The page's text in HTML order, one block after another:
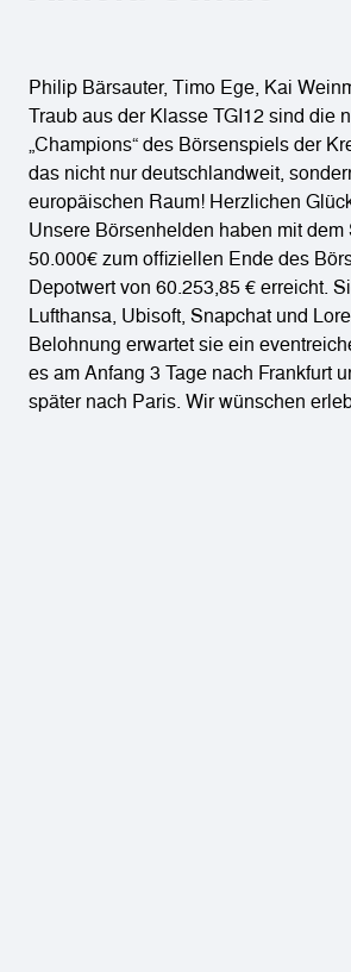
Philip Bärsauter, Timo Ege, Kai
Traub aus der Klasse TGI12 sind die
„Champions“ des Börsenspiels der
das nicht nur deutschlandweit,
europäischen Raum! Herzlichen
Unsere Börsenhelden haben mit dem
50.000€ zum offiziellen Ende des
Depotwert von 60.253,85 € erreicht.
Lufthansa, Ubisoft, Snapchat und
Belohnung erwartet sie ein
es am Anfang 3 Tage nach Frankfurt
später nach Paris. Wir wünschen